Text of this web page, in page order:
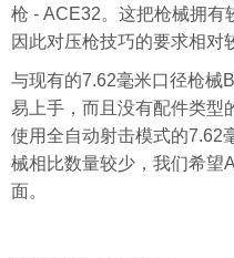
枪 - ACE32。这把枪械拥有
因此对压枪技巧的要求相对
与现有的7.62毫米口径枪械
易上手，而且没有配件类型
使用全自动射击模式的7.62
械相比数量较少，我们希望
面。